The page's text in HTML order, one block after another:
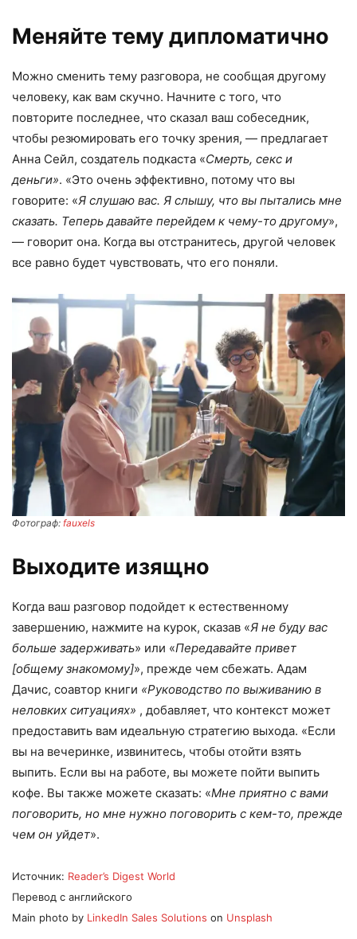
Меняйте тему дипломатично
Можно сменить тему разговора, не сообщая другому
человеку, как вам скучно. Начните с того, что
повторите последнее, что сказал ваш собеседник,
чтобы резюмировать его точку зрения, — предлагает
Анна Сейл, создатель подкаста «Смерть, секс и
деньги». «Это очень эффективно, потому что вы
говорите: «Я слушаю вас. Я слышу, что вы пытались мне
сказать. Теперь давайте перейдем к чему-то другому»,
— говорит она. Когда вы отстранитесь, другой человек
все равно будет чувствовать, что его поняли.
Фотограф: fauxels
Выходите изящно
Когда ваш разговор подойдет к естественному
завершению, нажмите на курок, сказав «Я не буду вас
больше задерживать» или «Передавайте привет
[общему знакомому]», прежде чем сбежать. Адам
Дачис, соавтор книги «Руководство по выживанию в
неловких ситуациях» , добавляет, что контекст может
предоставить вам идеальную стратегию выхода. «Если
вы на вечеринке, извинитесь, чтобы отойти взять
выпить. Если вы на работе, вы можете пойти выпить
кофе. Вы также можете сказать: «Мне приятно с вами
поговорить, но мне нужно поговорить с кем-то, прежде
чем он уйдет».
Источник: Reader’s Digest World
Перевод с английского
Main photo by LinkedIn Sales Solutions on Unsplash